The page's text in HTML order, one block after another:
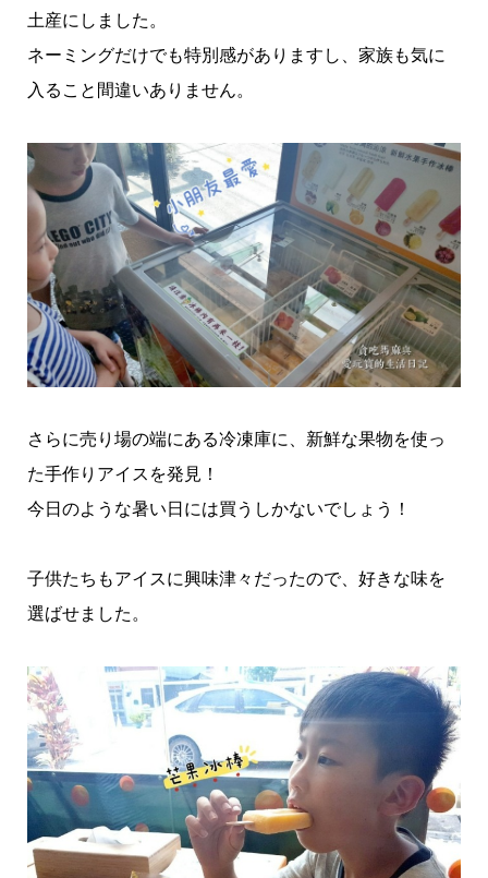
土産にしました。
ネーミングだけでも特別感がありますし、家族も気に
入ること間違いありません。
さらに売り場の端にある冷凍庫に、新鮮な果物を使っ
た手作りアイスを発見！
今日のような暑い日には買うしかないでしょう！
子供たちもアイスに興味津々だったので、好きな味を
選ばせました。